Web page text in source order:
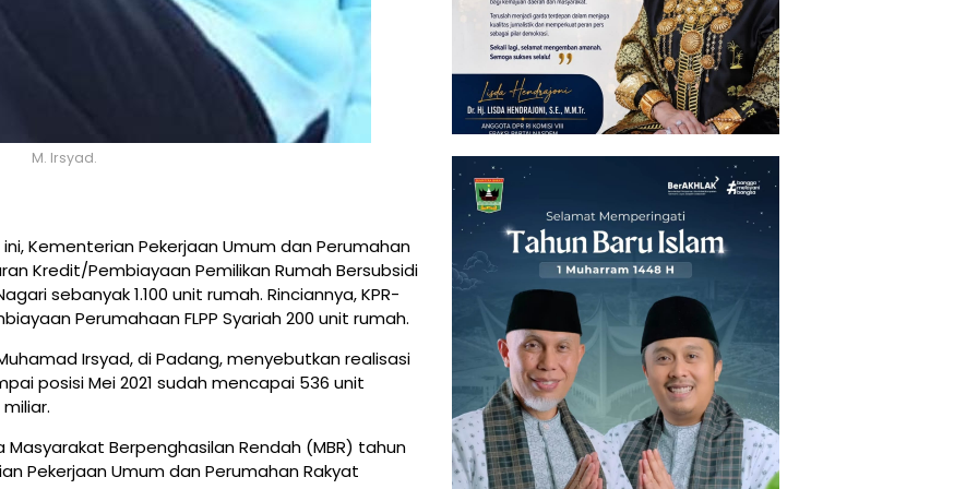
M. Irsyad.
ini, Kementerian Pekerjaan Umum dan Perumahan
Kredit/Pembiayaan Pemilikan Rumah Bersubsidi
sebanyak 1.100 unit rumah. Rinciannya, KPR-
Perumahaan FLPP Syariah 200 unit rumah.
Irsyad, di Padang, menyebutkan realisasi
posisi Mei 2021 sudah mencapai 536 unit
Masyarakat Berpenghasilan Rendah (MBR) tahun
Pekerjaan Umum dan Perumahan Rakyat